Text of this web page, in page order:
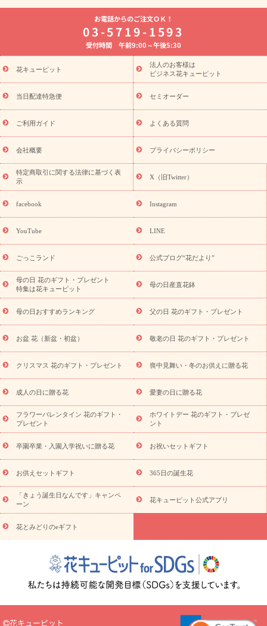
よく贈られる花
お祝いの花特集
誕生日フラワーギフト特集
8月の誕生花(トルコキキョウ)
開店・開業祝い
お供え・お悔やみ お供え・お悔やみの花
通夜・葬儀に贈る花 胡蝶蘭・花鉢
ーブドフラワー
季節のイベント
ひまわり ギフト・プレゼント
特集
お盆 花（新盆・初盆） 季節のイベント
お盆 花（新
盆・初盆）
お盆 花（新盆・初盆）
お盆・お供え 花とセットギ
フト
お盆・お供え プリザーブドフラワー
ひまわり ギフト・プ
レゼント特集
夏の花贈り・お中元・暑中見舞い 花のギフト特集
敬老の日におくる花ギフト・プレゼント特集
花ギフト・プレゼント特集
敬老の日 花のおすすめランキング
敬
老の日 花鉢植えのギフト・プレゼント特集
敬老の日 花とセットギ
フト・プレゼント特集
敬老の日の花 全てのギフト一覧
キャン
ペーン
映画『ウォーターガーディアンズ』コラボキャンペーン
「きょう誕生日なんです」キャンペーン
誕生日の花を探す
誕生日フラワーギフト 誕生日フラワーギフト特集
(トルコキキョウ)
9月の誕生花(リンドウ)
ら探す
お祝いの花特集 当日配達特急便 お祝い商品一覧
念日
結婚祝い 出産祝い 退院祝い・快気祝い
寿祝い
プチギフト ペットのお祝いフラワー
供え・お悔やみ商品一覧
お供え・お悔やみの花
四十九日法要以
お供え プリザーブドフラワー
ペットのお供えフラワー
お盆（新
盆・初盆）
その他 お祝い返し お見舞い
お取り寄せギフト
ビジネス用
ご自宅用 観葉植物 ミディ胡蝶蘭
プリザーブ
ドフラワー
スタイルから探す アレンジメント 花束
スタ
ンド花
お祝い お供え・お悔やみ 胡蝶蘭 胡蝶蘭・花鉢
ディ胡蝶蘭・お祝い
ミディ胡蝶蘭・お供え
世界初の青色胡蝶蘭
観葉植物
観葉植物 産直多肉植物
プリザーブドフラワー
お祝い
お供え・お悔やみ 花とセットギフト
セミオーダー
プチギフト（hanamore -ハナモア-）
花とみどりのeギフト
キューピットのeGfit
カラー ピンク イエローオレンジ
レッ
ド
お花の種類 トルコキキョウ
お祝い お祝い・3000円～ お祝い・4000円～
お祝い・
5000円～
お祝い・7000円～ お祝い・ 10000円～
お供え・お
悔やみ
円～
お供え・お悔やみ・
読み物
いのマナー
定年退職祝いのマナー
お祝いを贈るときのマナー・
花キューピットのお祝いコラム一覧
誕生日のお花を「色
彩心理学」で選ぶ方法
結婚祝いの予算相場
出産祝いお役立ち情
お電話からのご注文ＯＫ！
03-5719-1593
受付時間 午前9:00～午後5:30
花キューピット
法人のお客様は
ビジネス花キューピット
当日配達特急便 セミオーダー
ご利用ガイド よくある質問
会社概要 プライバシーポリシー
特定商取引に関する法律に基づく表
示
X（旧Twitter）
facebook Instagram
YouTube LINE
ごっこランド 公式ブログ“花だより”
母の日 花のギフト・プレゼント
特集は花キューピット
母の日産直花鉢
母の日おすすめランキング 父の日 花のギフト・プレゼント
お盆 花（新盆・初盆） 敬老の日 花のギフト・プレゼント
クリスマス 花のギフト・プレゼント 喪中見舞い・冬のお供えに贈る花
成人の日に贈る花 愛妻の日に贈る花
フラワーバレンタイン 花のギフト・
プレゼント
ホワイトデー 花のギフト・プレゼ
ント
卒園卒業・入園入学祝いに贈る花 お祝いセットギフト
お供えセットギフト 365日の誕生花
「きょう誕生日なんです」キャンペ
ーン
花キューピット公式アプリ
花とみどりのeギフト
花キューピット